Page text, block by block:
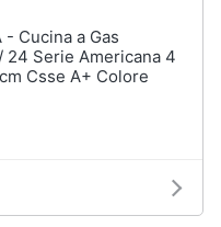
- Cucina a Gas
24 Serie Americana 4
Csse A+ Colore